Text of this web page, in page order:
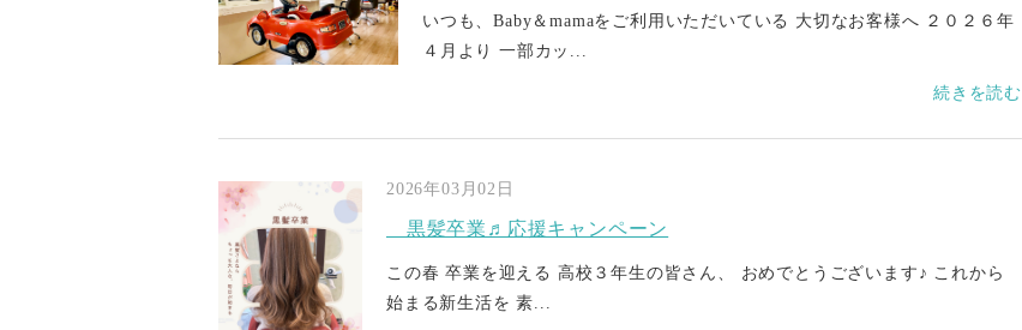
いつも、Baby＆mamaをご利用いただいている 大切なお客様へ ２０２６年
４月より 一部カッ...
続きを読む
2026年03月02日
黒髪卒業♬応援キャンペーン
この春 卒業を迎える 高校３年生の皆さん、 おめでとうございます♪ これから
始まる新生活を 素...